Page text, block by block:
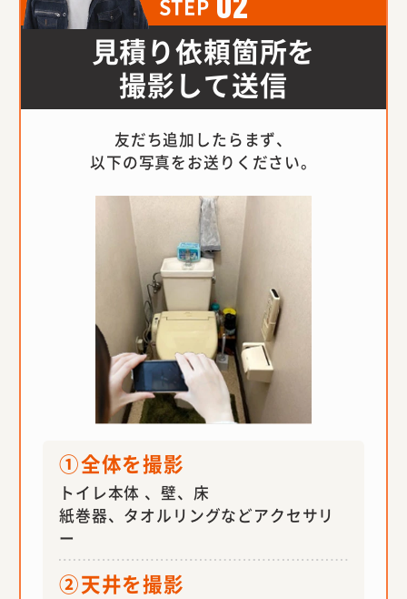
STEP
見積り依頼箇所を
撮影して送信
友だち追加したらまず、
以下の写真をお送りください。
①全体を撮影
トイレ本体 、壁、床
紙巻器、タオルリングなどアクセサリ
ー
②天井を撮影